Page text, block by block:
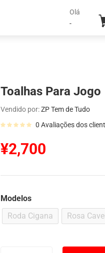
Olá
-
Toalhas Para Jogo
Vendido por:ZP Tem de Tudo
0 Avaliações dos
¥2,700
Modelos
Roda Cigana
Rosa